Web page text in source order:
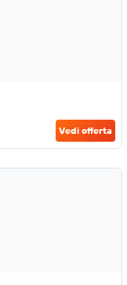
Vedi offerta